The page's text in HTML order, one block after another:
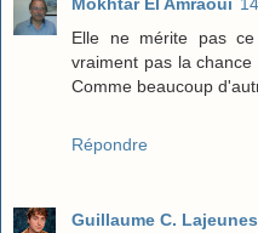
Mokhtar El Amraoui
Elle ne mérite pas
vraiment pas la
Comme beaucoup
Répondre
Guillaume C.